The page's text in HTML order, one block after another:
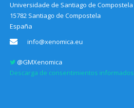
Universidade de Santiago de Compostela
15782 Santiago de Compostela
España
info@xenomica.eu
@GMXenomica
Descarga de consentimientos informados